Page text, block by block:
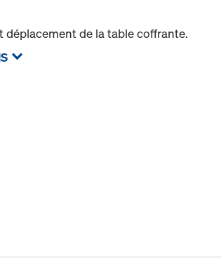
déplacement de la table coffrante.